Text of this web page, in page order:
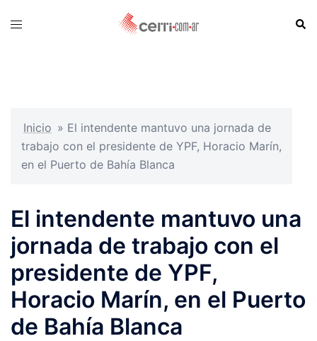
Toggle
Inicio » El intendente mantuvo una jornada de
trabajo con el presidente de YPF, Horacio Marín,
en el Puerto de Bahía Blanca
El intendente mantuvo una
jornada de trabajo con el
presidente de YPF,
Horacio Marín, en el Puerto
de Bahía Blanca